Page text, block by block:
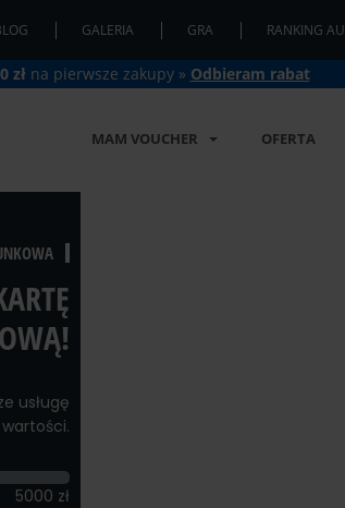
GALERIA GRA RANKING
zł na pierwsze zakupy » Odbieram rabat
MAM VOUCHER OFERTA
usługę
5000 zł